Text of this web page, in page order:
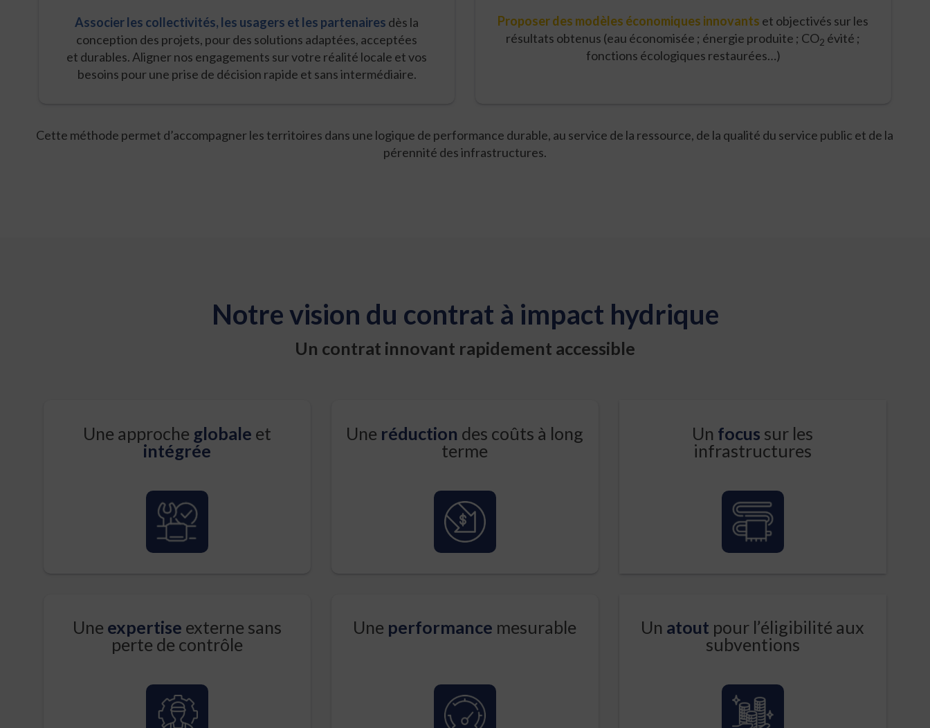
Associer les collectivités, les usagers et les partenaires dès la
conception des projets, pour des solutions adaptées, acceptées
et durables. Aligner nos engagements sur votre réalité locale et vos
besoins pour une prise de décision rapide et sans intermédiaire.
Proposer des modèles économiques innovants et objectivés sur les
résultats obtenus (eau économisée ; énergie produite ; CO2 évité ;
fonctions écologiques restaurées…)
Cette méthode permet d’accompagner les territoires dans une logique de performance durable, au service de la ressource, de la qualité du service public et de la
pérennité des infrastructures.
Notre vision du contrat à impact hydrique
Un contrat innovant rapidement accessible
Une approche globale et
intégrée
Une réduction des coûts à long
terme
Un focus sur les
infrastructures
Une expertise externe sans
perte de contrôle
Une performance mesurable Un atout pour l’éligibilité aux
subventions